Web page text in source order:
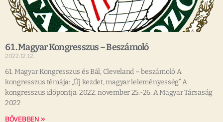
61. Magyar Kongresszus – Beszámoló
2022.12.12.
61. Magyar Kongresszus és Bál, Cleveland – beszámoló A
kongresszus témája: „Új kezdet, magyar leleményesség” A
kongresszus időpontja: 2022. november 25.-26. A Magyar Társaság
2022
BŐVEBBEN »